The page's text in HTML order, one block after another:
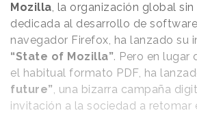
Mozilla, la organización global
dedicada al desarrollo de
navegador Firefox, ha lanzado su
“State of Mozilla”. Pero en lugar
el habitual formato PDF, ha
future”, una bizarra campaña
invitación a la sociedad a retomar